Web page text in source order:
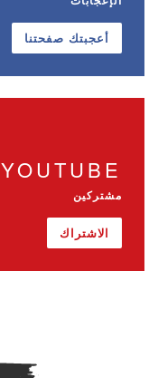
أعجبتك صفحتنا
YOUTUBE
مشتركين
الاشتراك